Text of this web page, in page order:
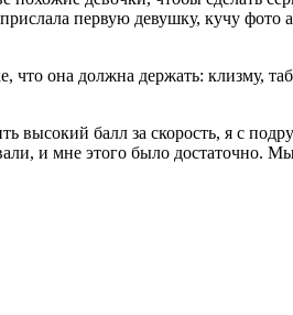
первую девушку, кучу фото
что она должна держать: клизму,
высокий балл за скорость, я с
и мне этого было достаточно.